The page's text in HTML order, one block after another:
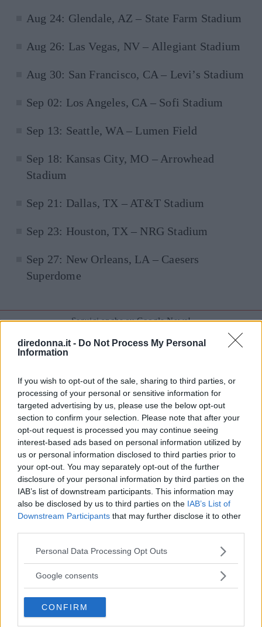
diredonna.it - Do Not Process My Personal
Information
If you wish to opt-out of the sale, sharing to third parties, or
processing of your personal or sensitive information for
targeted advertising by us, please use the below opt-out
section to confirm your selection. Please note that after your
opt-out request is processed you may continue seeing
interest-based ads based on personal information utilized by
us or personal information disclosed to third parties prior to
your opt-out. You may separately opt-out of the further
disclosure of your personal information by third parties on the
IAB’s list of downstream participants. This information may
also be disclosed by us to third parties on the IAB’s List of
Downstream Participants that may further disclose it to other
Please note that this website/app uses one or more Google
not limited to your visit or usage behaviour. You may click to
use your data for below specified purposes in below Google
consent section.
Personal Data Processing Opt Outs
Google consents
CONFIRM
Aug 24: Glendale, AZ – State Farm Stadium
Aug 26: Las Vegas, NV – Allegiant Stadium
Aug 30: San Francisco, CA – Levi’s Stadium
Sep 02: Los Angeles, CA – Sofi Stadium
Sep 13: Seattle, WA – Lumen Field
Sep 18: Kansas City, MO – Arrowhead
Stadium
Sep 21: Dallas, TX – AT&T Stadium
Sep 23: Houston, TX – NRG Stadium
Sep 27: New Orleans, LA – Caesers
Superdome
Seguici anche su Google News!
ENTRA NEL NOSTRO CANALE
FACEBOOK
TWITTER
WHATSAPP
Ultime News
"Ho vissuto 72 ore senza parlare: quello che è
successo dopo mi ha cambiato per sempre"
Il "diritto di parola a legioni di imbecilli" e le
altre frasi di Umberto Eco
Le più belle frasi e aforismi di Khalil Gibran su
amore, vita e libertà
Mantra per la primavera: le migliori frasi da
ripetere per la fioritura personale
Le frasi più belle scritte da Damiano David, con
i Måneskin e da solista